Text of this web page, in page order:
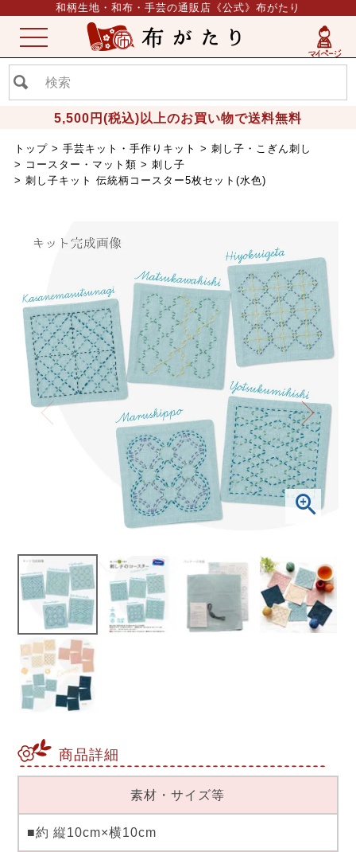
和柄生地・和布・手芸の通販店《公式》布がたり
5,500円(税込)以上のお買い物で送料無料
ME
NU
トップ 手芸キット・手作りキット
刺し子・こぎん刺し
コースター・マット類
刺し子
刺し子キット 伝統柄コースター5枚セット(水色)
商品詳細
素材・サイズ等
■約 縦10cm×横10cm